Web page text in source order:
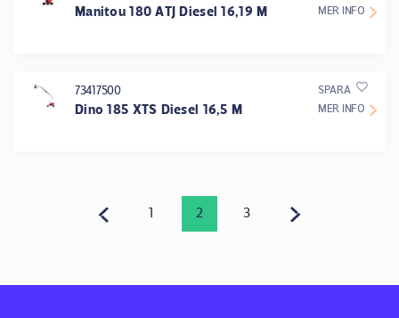
Manitou 180 ATJ Diesel 16,19 M
MER INFO
73417500
Dino 185 XTS Diesel 16,5 M
SPARA
MER INFO
1 2 3